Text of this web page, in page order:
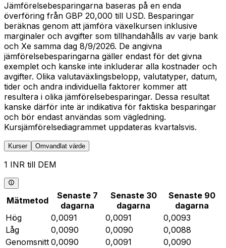
Jämförelsebesparingarna baseras på en enda
överföring från GBP 20,000 till USD. Besparingar
beräknas genom att jämföra växelkursen inklusive
marginaler och avgifter som tillhandahålls av varje bank
och Xe samma dag 8/9/2026. De angivna
jämförelsebesparingarna gäller endast för det givna
exemplet och kanske inte inkluderar alla kostnader och
avgifter. Olika valutaväxlingsbelopp, valutatyper, datum,
tider och andra individuella faktorer kommer att
resultera i olika jämförelsebesparingar. Dessa resultat
kanske därför inte är indikativa för faktiska besparingar
och bör endast användas som vägledning.
Kursjämförelsediagrammet uppdateras kvartalsvis.
Kurser Omvandlat värde
1 INR till DEM
Mätmetod
Senaste 7
dagarna
Senaste 30
dagarna
Senaste 90
dagarna
Hög
0,0091 0,0091
0,0093
Låg
0,0090 0,0090
0,0088
Genomsnitt 0,0090 0,0091
0,0090